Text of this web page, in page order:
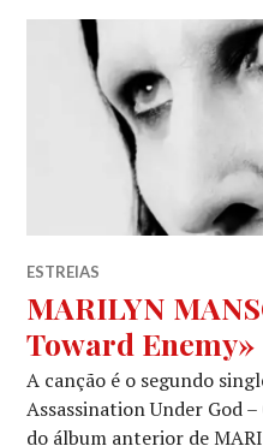
ESTREIAS
MARILYN
Toward
A canção é o segundo
Assassination Under God
do álbum anterior de